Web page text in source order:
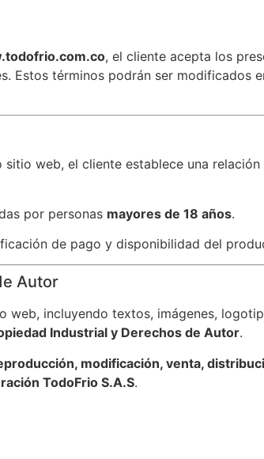
, el cliente acepta los
Estos términos podrán ser modificados
web, el cliente establece una
por personas mayores de 18 años.
de pago y disponibilidad del
Autor
incluyendo textos, imágenes,
Industrial y Derechos de Autor.
modificación, venta,
TodoFrio S.A.S.